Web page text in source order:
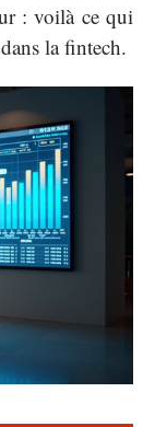
: voilà ce qui
la fintech.